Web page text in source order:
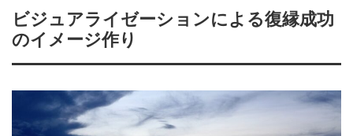
ビジュアライゼーションによる復縁成功
のイメージ作り